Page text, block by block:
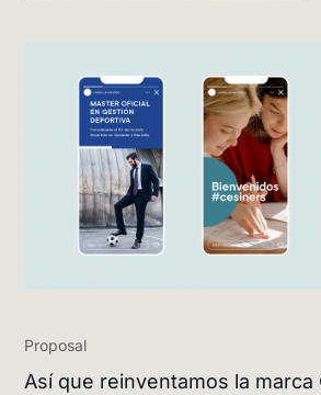
Proposal
Así que reinventamos la marca